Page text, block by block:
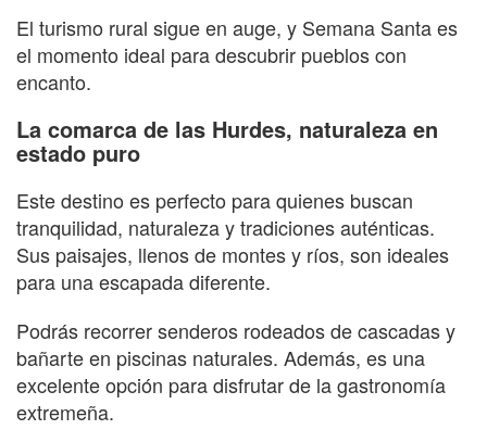
El turismo rural sigue en auge, y Semana Santa es
el momento ideal para descubrir pueblos con
encanto.
La comarca de las Hurdes, naturaleza en
estado puro
Este destino es perfecto para quienes buscan
tranquilidad, naturaleza y tradiciones auténticas.
Sus paisajes, llenos de montes y ríos, son ideales
para una escapada diferente.
Podrás recorrer senderos rodeados de cascadas y
bañarte en piscinas naturales. Además, es una
excelente opción para disfrutar de la gastronomía
extremeña.